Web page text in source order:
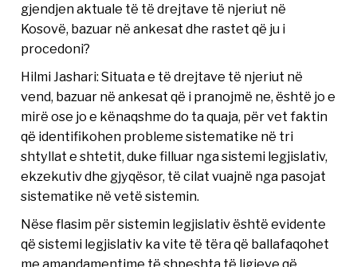
gjendjen aktuale të të drejtave të njeriut në
Kosovë, bazuar në ankesat dhe rastet që ju i
procedoni?
Hilmi Jashari: Situata e të drejtave të njeriut në
vend, bazuar në ankesat që i pranojmë ne, është jo e
mirë ose jo e kënaqshme do ta quaja, për vet faktin
që identifikohen probleme sistematike në tri
shtyllat e shtetit, duke filluar nga sistemi legjislativ,
ekzekutiv dhe gjyqësor, të cilat vuajnë nga pasojat
sistematike në vetë sistemin.
Nëse flasim për sistemin legjislativ është evidente
që sistemi legjislativ ka vite të tëra që ballafaqohet